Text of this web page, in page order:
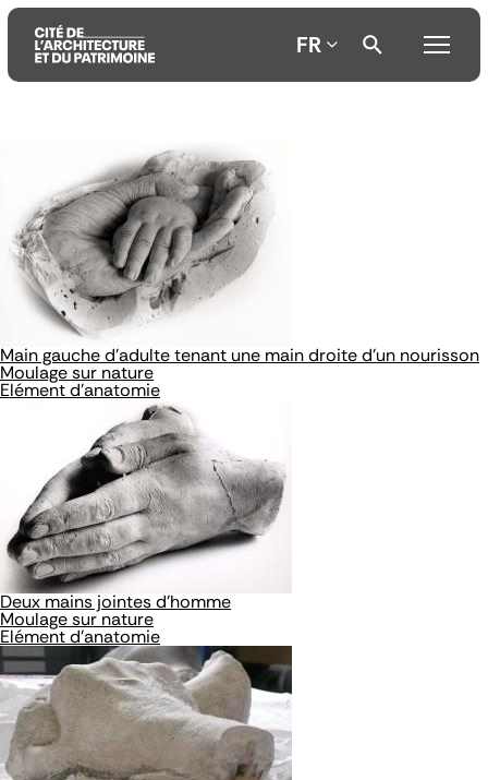
contenu
principal
menu
principal
recherche
FR
Main gauche d'adulte tenant une main droite d'un nourisson
Moulage sur nature
Elément d'anatomie
Deux mains jointes d'homme
Moulage sur nature
Elément d'anatomie